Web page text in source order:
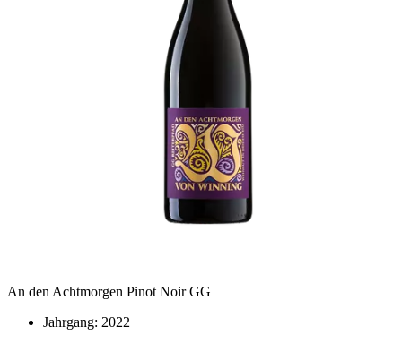
An den Achtmorgen Pinot Noir GG
Jahrgang: 2022